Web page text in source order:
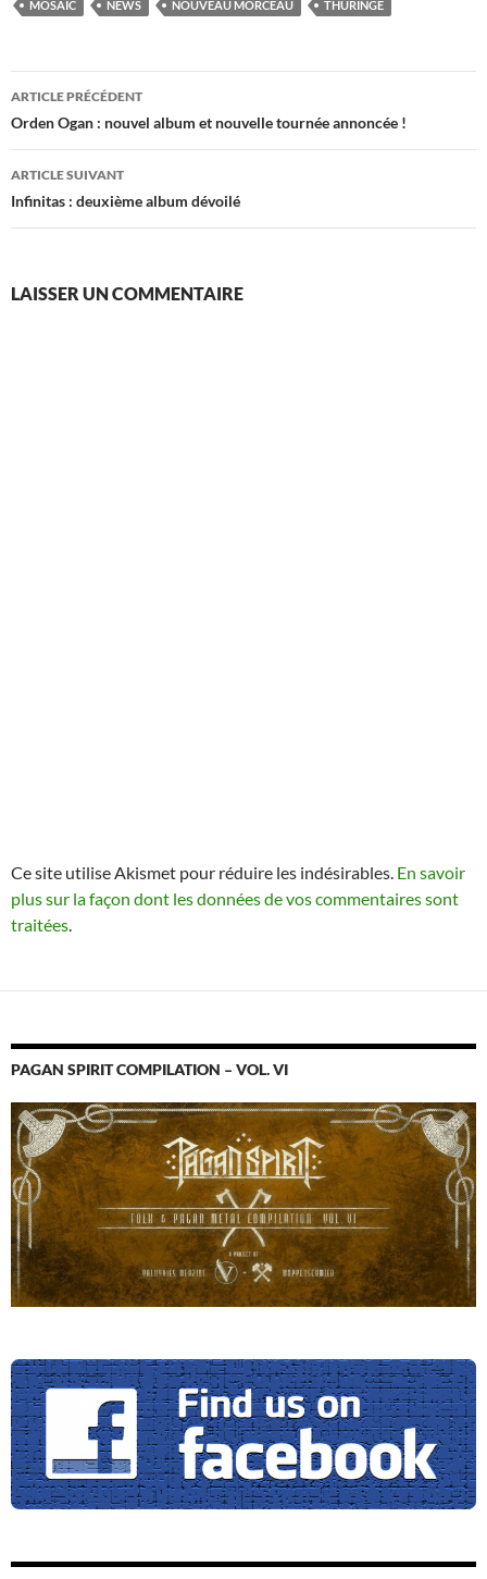
MOSAIC
NEWS NOUVEAU MORCEAU THURINGE
Navigation
des
articles
ARTICLE PRÉCÉDENT
Orden Ogan : nouvel album et nouvelle tournée annoncée !
ARTICLE SUIVANT
Infinitas : deuxième album dévoilé
LAISSER UN COMMENTAIRE
Ce site utilise Akismet pour réduire les indésirables. En savoir
plus sur la façon dont les données de vos commentaires sont
traitées.
PAGAN SPIRIT COMPILATION – VOL. VI